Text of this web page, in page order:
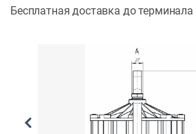
Бесплатная доставка до